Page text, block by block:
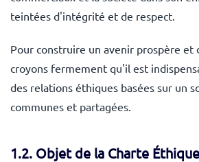
teintées d'intégrité et de respect.
Pour construire un avenir prospère et
croyons fermement qu'il est
des relations éthiques basées sur un
communes et partagées.
1.2. Objet de la Charte